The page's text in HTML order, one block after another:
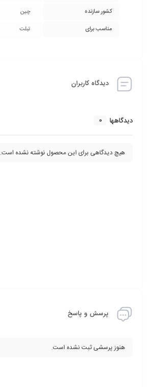
کشور سازنده
چین
مناسب برای
تبلت
دیدگاه کاربران
دیدگاهها 0
هیچ دیدگاهی برای این محصول نوشته نشده است.
پرسش و پاسخ
هنوز پرسشی ثبت نشده است.